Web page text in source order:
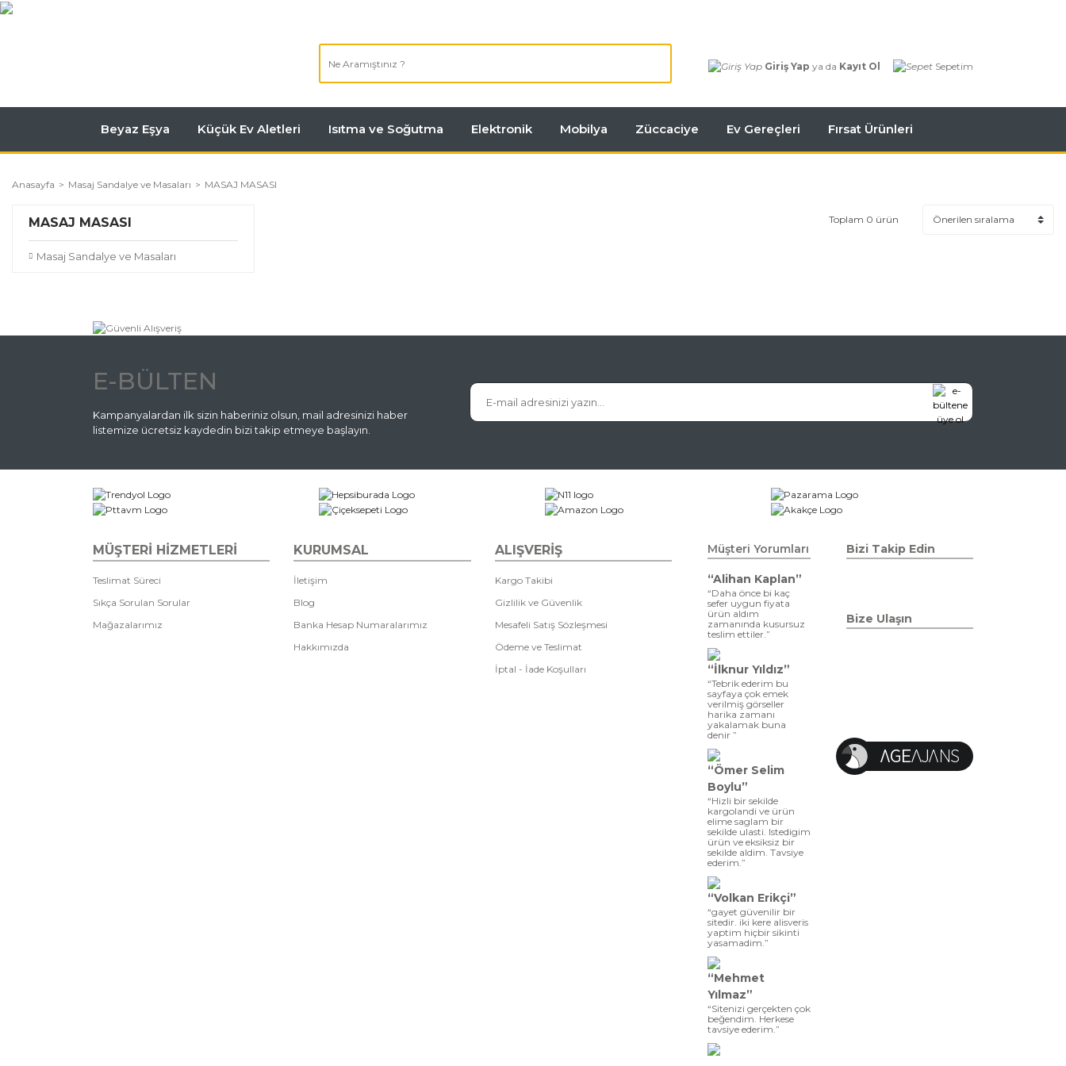
Giriş Yap ya da Kayıt Ol Sepetim
Beyaz Eşya Küçük Ev Aletleri Isıtma ve Soğutma Elektronik Mobilya Züccaciye Ev Gereçleri Fırsat Ürünleri
Anasayfa Masaj Sandalye ve Masaları MASAJ MASASI
MASAJ MASASI
Masaj Sandalye ve Masaları
Toplam 0 ürün
E-BÜLTEN
Kampanyalardan ilk sizin haberiniz olsun, mail adresinizi haber
listemize ücretsiz kaydedin bizi takip etmeye başlayın.
MÜŞTERİ HİZMETLERİ
Teslimat Süreci
Sıkça Sorulan Sorular
Mağazalarımız
KURUMSAL
İletişim
Blog
Banka Hesap Numaralarımız
Hakkımızda
ALIŞVERİŞ
Kargo Takibi
Gizlilik ve Güvenlik
Mesafeli Satış Sözleşmesi
Ödeme ve Teslimat
İptal - İade Koşulları
Müşteri Yorumları
“Alihan Kaplan”
“Daha önce bi kaç
sefer uygun fiyata
ürün aldım
zamanında kusursuz
teslim ettiler.”
“İlknur Yıldız”
“Tebrik ederim bu
sayfaya çok emek
verilmiş görseller
harika zamanı
yakalamak buna
denir ”
“Ömer Selim
Boylu”
“Hizli bir sekilde
kargolandi ve ürün
elime saglam bir
sekilde ulasti. Istedigim
ürün ve eksiksiz bir
sekilde aldim. Tavsiye
ederim.”
“Volkan Erikçi”
“gayet güvenilir bir
sitedir. iki kere alisveris
yaptim hiçbir sikinti
yasamadim.”
“Mehmet
Yılmaz”
“Sitenizi gerçekten çok
beğendim. Herkese
tavsiye ederim.”
Bizi Takip Edin
Bize Ulaşın